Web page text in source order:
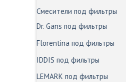
Смесители под фильтры
Dr. Gans под фильтры
Florentina под фильтры
IDDIS под фильтры
LEMARK под фильтры